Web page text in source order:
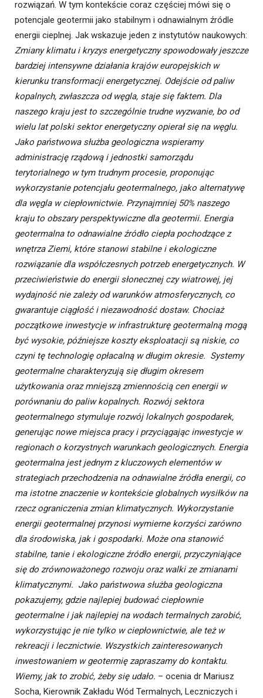
rozwiązań. W tym kontekście coraz częściej mówi się o
potencjale geotermii jako stabilnym i odnawialnym źródle
energii cieplnej. Jak wskazuje jeden z instytutów naukowych:
Zmiany klimatu i kryzys energetyczny spowodowały jeszcze
bardziej intensywne działania krajów europejskich w
kierunku transformacji energetycznej. Odejście od paliw
kopalnych, zwłaszcza od węgla, staje się faktem. Dla
naszego kraju jest to szczególnie trudne wyzwanie, bo od
wielu lat polski sektor energetyczny opierał się na węglu.
Jako państwowa służba geologiczna wspieramy
administrację rządową i jednostki samorządu
terytorialnego w tym trudnym procesie, proponując
wykorzystanie potencjału geotermalnego, jako alternatywę
dla węgla w ciepłownictwie. Przynajmniej 50% naszego
kraju to obszary perspektywiczne dla geotermii. Energia
geotermalna to odnawialne źródło ciepła pochodzące z
wnętrza Ziemi, które stanowi stabilne i ekologiczne
rozwiązanie dla współczesnych potrzeb energetycznych. W
przeciwieństwie do energii słonecznej czy wiatrowej, jej
wydajność nie zależy od warunków atmosferycznych, co
gwarantuje ciągłość i niezawodność dostaw. Chociaż
początkowe inwestycje w infrastrukturę geotermalną mogą
być wysokie, późniejsze koszty eksploatacji są niskie, co
czyni tę technologię opłacalną w długim okresie. Systemy
geotermalne charakteryzują się długim okresem
użytkowania oraz mniejszą zmiennością cen energii w
porównaniu do paliw kopalnych. Rozwój sektora
geotermalnego stymuluje rozwój lokalnych gospodarek,
generując nowe miejsca pracy i przyciągając inwestycje w
regionach o korzystnych warunkach geologicznych. Energia
geotermalna jest jednym z kluczowych elementów w
strategiach przechodzenia na odnawialne źródła energii, co
ma istotne znaczenie w kontekście globalnych wysiłków na
rzecz ograniczenia zmian klimatycznych. Wykorzystanie
energii geotermalnej przynosi wymierne korzyści zarówno
dla środowiska, jak i gospodarki. Może ona stanowić
stabilne, tanie i ekologiczne źródło energii, przyczyniające
się do zrównoważonego rozwoju oraz walki ze zmianami
klimatycznymi. Jako państwowa służba geologiczna
pokazujemy, gdzie najlepiej budować ciepłownie
geotermalne i jak najlepiej na wodach termalnych zarobić,
wykorzystując je nie tylko w ciepłownictwie, ale też w
rekreacji i lecznictwie. Wszystkich zainteresowanych
inwestowaniem w geotermię zapraszamy do kontaktu.
Wiemy, jak to zrobić, żeby się udało. – ocenia dr Mariusz
Socha, Kierownik Zakładu Wód Termalnych, Leczniczych i